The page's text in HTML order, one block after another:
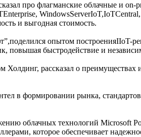
про флагманские облачные и
и выгодная стоимость.
опытом построенияIIoT-
повышая быстродействие и
рассказал о
в формировании рынка,
облачных технологий Microsoft
которое обеспечивает